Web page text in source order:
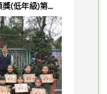
(低年級)第二